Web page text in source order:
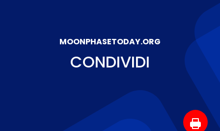
MOONPHASETODAY.ORG
CONDIVIDI